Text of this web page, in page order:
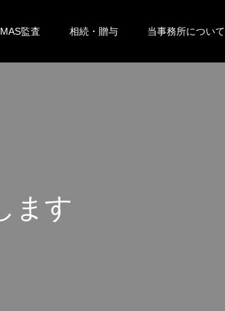
MAS監査 相続・贈与 当事務所について
ます。